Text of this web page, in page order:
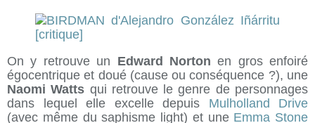
On y retrouve un Edward Nortonen gros enfoiré
égocentrique et doué (cause ou conséquence ?), une
Naomi Watts qui retrouve le genre de personnages
dans lequel elle excelle depuis Mulholland Drive
(avec même du saphisme light) et une Emma Stone